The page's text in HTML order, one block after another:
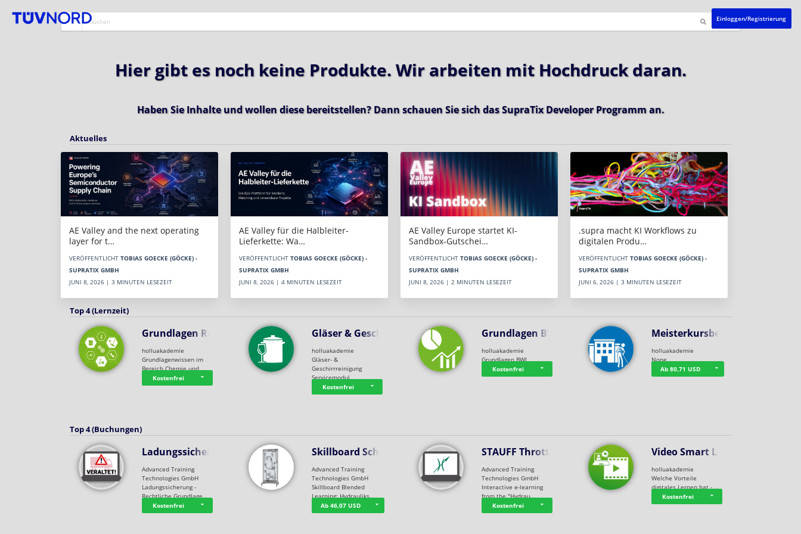
Einloggen/Registrierung
Hier gibt es noch keine Produkte. Wir arbeiten mit Hochdruck daran.
Haben Sie Inhalte und wollen diese bereitstellen? Dann schauen Sie sich dasSupraTix Developer Programman.
Aktuelles
AE Valley and the next operating
layer for t…
VERÖFFENTLICHT TOBIAS GOECKE (GÖCKE) -
SUPRATIX GMBH
JUNI 8, 2026 | 3 MINUTEN LESEZEIT
AE Valley für die Halbleiter-
Lieferkette: Wa…
VERÖFFENTLICHT TOBIAS GOECKE (GÖCKE) -
SUPRATIX GMBH
JUNI 8, 2026 | 4 MINUTEN LESEZEIT
AE Valley Europe startet KI-
Sandbox-Gutschei…
VERÖFFENTLICHT TOBIAS GOECKE (GÖCKE) -
SUPRATIX GMBH
JUNI 8, 2026 | 2 MINUTEN LESEZEIT
.supra macht KI Workflows zu
digitalen Produ…
VERÖFFENTLICHT TOBIAS GOECKE (GÖCKE) -
SUPRATIX GMBH
JUNI 6, 2026 | 3 MINUTEN LESEZEIT
Top 4 (Lernzeit)
Grundlagen Rein…
holluakademie
Grundlagenwissen im
Bereich Chemie und …
Kostenfrei
Gläser & Geschi…
holluakademie
Gläser- &
Geschirrreinigung
Servicemodul
Kostenfrei
Grundlagen BWL
holluakademie
Grundlagen BWL
Kostenfrei
Meisterkursbegl…
holluakademie
None
Ab 80,71 USD
Top 4 (Buchungen)
Ladungssicherung
Advanced Training
Technologies GmbH
Ladungssicherung -
Rechtliche Grundlage…
Kostenfrei
Skillboard Schl…
Advanced Training
Technologies GmbH
Skillboard Blended
Learning: Hydrauliks…
Ab 46,07 USD
STAUFF Throttle…
Advanced Training
Technologies GmbH
Interactive e-learning
from the "Hydrau…
Kostenfrei
Video Smart Lea…
holluakademie
Welche Vorteile
digitales Lernen hat - …
Kostenfrei